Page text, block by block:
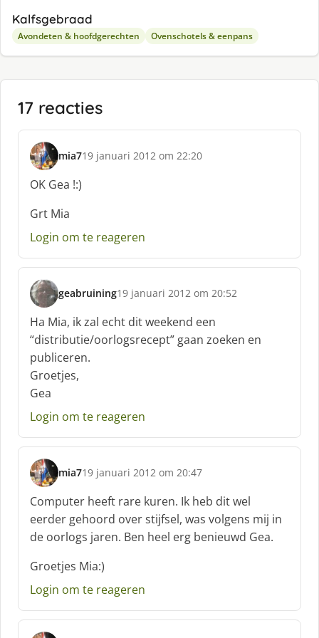
Kalfsgebraad
Avondeten & hoofdgerechten Ovenschotels & eenpans
17 reacties
mia7
s
c
h
r
e
:
19 januari 2012 om 22:20
OK Gea !:)
Grt Mia
Login om te reageren
geabruining
s
c
h
e
e
f
19 januari 2012 om 20:52
Ha Mia, ik zal echt dit weekend een
“distributie/oorlogsrecept” gaan zoeken en
publiceren.
Groetjes,
Gea
Login om te reageren
mia7
s
c
h
r
e
f
:
19 januari 2012 om 20:47
Computer heeft rare kuren. Ik heb dit wel
eerder gehoord over stijfsel, was volgens mij in
de oorlogs jaren. Ben heel erg benieuwd Gea.
Groetjes Mia:)
Login om te reageren